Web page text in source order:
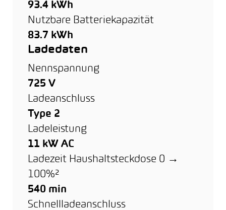
93.4 kWh
Nutzbare Batteriekapazität
83.7 kWh
Ladedaten
Nennspannung
725 V
Ladeanschluss
Type 2
Ladeleistung
11 kW AC
Ladezeit Haushaltsteckdose 0 →
100%²
540 min
Schnellladeanschluss